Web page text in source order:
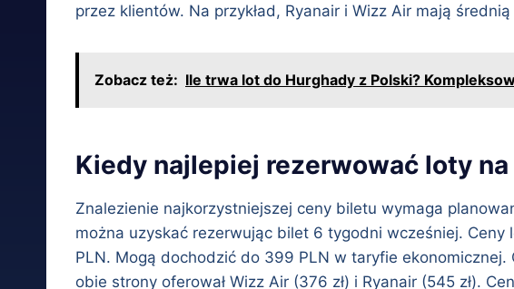
przez klientów. Na przykład, Ryanair i Wizz Air mają
Zobacz też: Ile trwa lot do Hurghady z Polski?
Kiedy najlepiej rezerwować loty
Znalezienie najkorzystniejszej ceny biletu wymaga
można uzyskać rezerwując bilet 6 tygodni wcześniej.
PLN. Mogą dochodzić do 399 PLN w taryfie
obie strony oferował Wizz Air (376 zł) i Ryanair (545 zł).